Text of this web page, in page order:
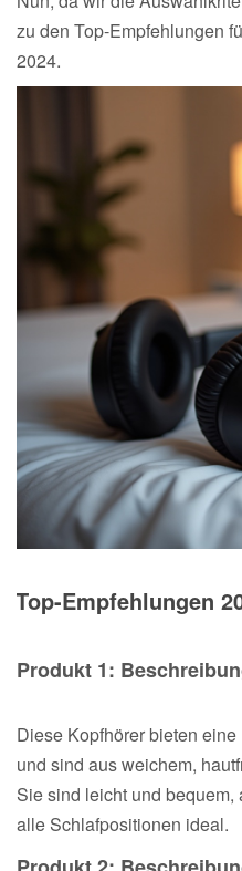
zu den Top-Empfehlungen
2024.
Top-Empfehlungen
Produkt 1:
Diese Kopfhörer bieten
und sind aus weichem,
Sie sind leicht und
alle Schlafpositionen ideal.